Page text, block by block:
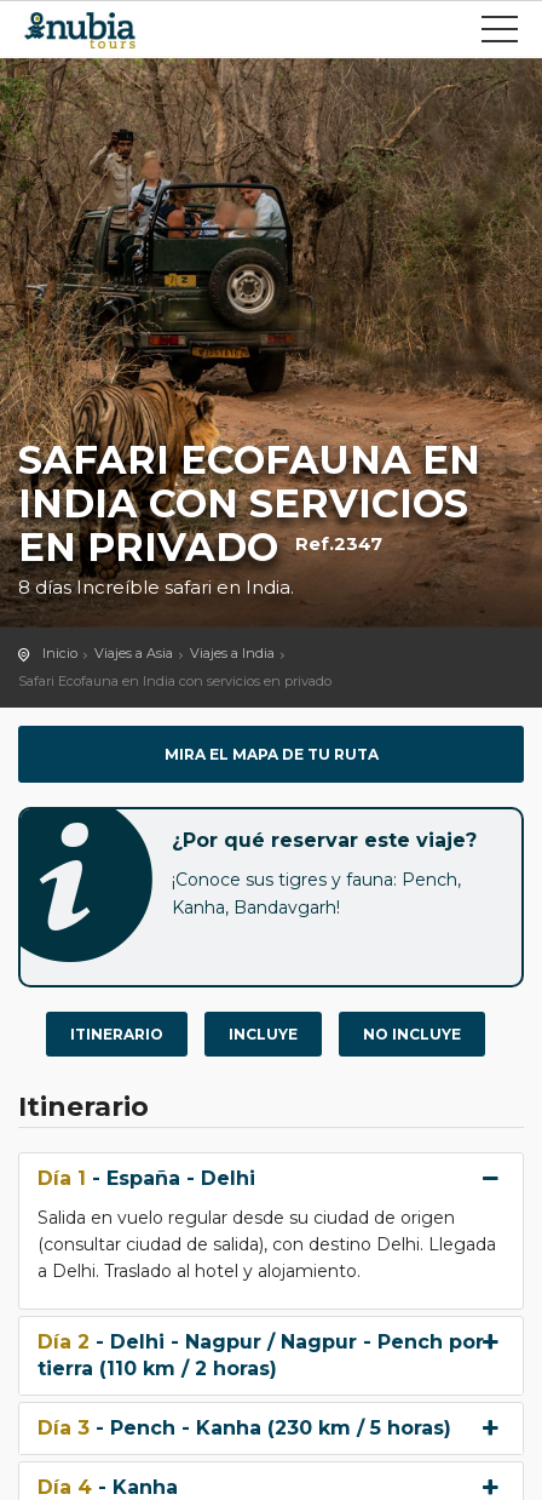
SAFARI ECOFAUNA EN
INDIA CON SERVICIOS
EN PRIVADO
Ref.2347
8 días Increíble safari en India.
Inicio Viajes a Asia
Viajes a India
Safari Ecofauna en India con servicios en privado
MIRA EL MAPA DE TU RUTA
¿Por qué reservar este viaje?
¡Conoce sus tigres y fauna: Pench,
Kanha, Bandavgarh!
ITINERARIO INCLUYE NO INCLUYE
Itinerario
Día 1 - España - Delhi
Salida en vuelo regular desde su ciudad de origen
(consultar ciudad de salida), con destino Delhi. Llegada
a Delhi. Traslado al hotel y alojamiento.
Día 2 - Delhi - Nagpur / Nagpur - Pench por
tierra (110 km / 2 horas)
Día 3 - Pench - Kanha (230 km / 5 horas)
Día 4 - Kanha